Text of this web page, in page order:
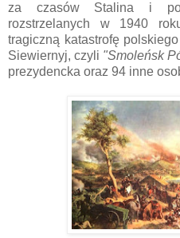
za czasów Stalina i
rozstrzelanych w 1940
tragiczną katastrofę
Siewiernyj, czyli "Smoleńsk
prezydencka oraz 94 inne